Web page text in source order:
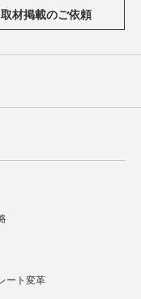
取材掲載のご依頼
ート変革